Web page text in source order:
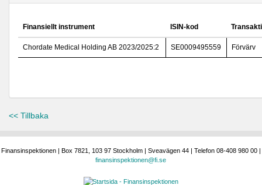
Finansiellt instrument ISIN-kod
Chordate Medical Holding AB 2023/2025:2 SE0009495559 Förvärv
<< Tillbaka
Finansinspektionen | Box 7821, 103 97 Stockholm | Sveavägen 44 | Telefon 08-408 980 00 |
finansinspektionen@fi.se